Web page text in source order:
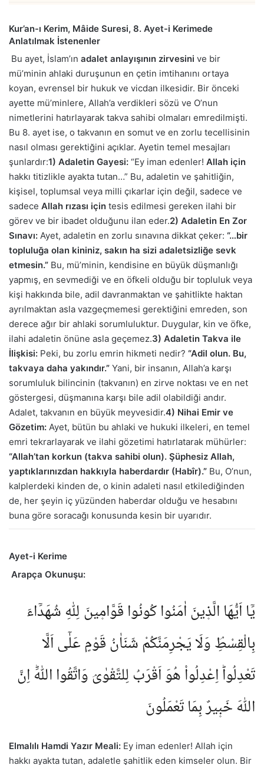
Kur’an-ı Kerim, Mâide Suresi, 8. Ayet-i Kerimede
Anlatılmak İstenenler
Bu ayet, İslam’ın adalet anlayışının zirvesini ve bir
mü’minin ahlaki duruşunun en çetin imtihanını ortaya
koyan, evrensel bir hukuk ve vicdan ilkesidir. Bir önceki
ayette mü’minlere, Allah’a verdikleri sözü ve O’nun
nimetlerini hatırlayarak takva sahibi olmaları emredilmişti.
Bu 8. ayet ise, o takvanın en somut ve en zorlu tecellisinin
nasıl olması gerektiğini açıklar. Ayetin temel mesajları
şunlardır:1) Adaletin Gayesi: “Ey iman edenler! Allah için
hakkı titizlikle ayakta tutan…” Bu, adaletin ve şahitliğin,
kişisel, toplumsal veya milli çıkarlar için değil, sadece ve
sadece Allah rızası için tesis edilmesi gereken ilahi bir
görev ve bir ibadet olduğunu ilan eder.2) Adaletin En Zor
Sınavı: Ayet, adaletin en zorlu sınavına dikkat çeker: “…bir
topluluğa olan kininiz, sakın ha sizi adaletsizliğe sevk
etmesin.” Bu, mü’minin, kendisine en büyük düşmanlığı
yapmış, en sevmediği ve en öfkeli olduğu bir topluluk veya
kişi hakkında bile, adil davranmaktan ve şahitlikte haktan
ayrılmaktan asla vazgeçmemesi gerektiğini emreden, son
derece ağır bir ahlaki sorumluluktur. Duygular, kin ve öfke,
ilahi adaletin önüne asla geçemez.3) Adaletin Takva ile
İlişkisi: Peki, bu zorlu emrin hikmeti nedir? “Adil olun. Bu,
takvaya daha yakındır.” Yani, bir insanın, Allah’a karşı
sorumluluk bilincinin (takvanın) en zirve noktası ve en net
göstergesi, düşmanına karşı bile adil olabildiği andır.
Adalet, takvanın en büyük meyvesidir.4) Nihai Emir ve
Gözetim: Ayet, bütün bu ahlaki ve hukuki ilkeleri, en temel
emri tekrarlayarak ve ilahi gözetimi hatırlatarak mühürler:
“Allah’tan korkun (takva sahibi olun). Şüphesiz Allah,
yaptıklarınızdan hakkıyla haberdardır (Habîr).” Bu, O’nun,
kalplerdeki kinden de, o kinin adaleti nasıl etkilediğinden
de, her şeyin iç yüzünden haberdar olduğu ve hesabını
buna göre soracağı konusunda kesin bir uyarıdır.
Ayet-i Kerime
Arapça Okunuşu:
يَٓا اَيُّهَا الَّذ۪ينَ اٰمَنُوا كُونُوا قَوَّام۪ينَ لِلّٰهِ شُهَدَٓاءَ
بِالْقِسْطِۘ وَلَا يَجْرِمَنَّكُمْ شَنَاٰنُ قَوْمٍ عَلٰٓى اَلَّا
تَعْدِلُواؕ اِعْدِلُوا۠ هُوَ اَقْرَبُ لِلتَّقْوٰىۘ وَاتَّقُوا اللّٰهَؕ اِنَّ
اللّٰهَ خَب۪يرٌ بِمَا تَعْمَلُونَ
Elmalılı Hamdi Yazır Meali: Ey iman edenler! Allah için
hakkı ayakta tutan, adaletle şahitlik eden kimseler olun. Bir